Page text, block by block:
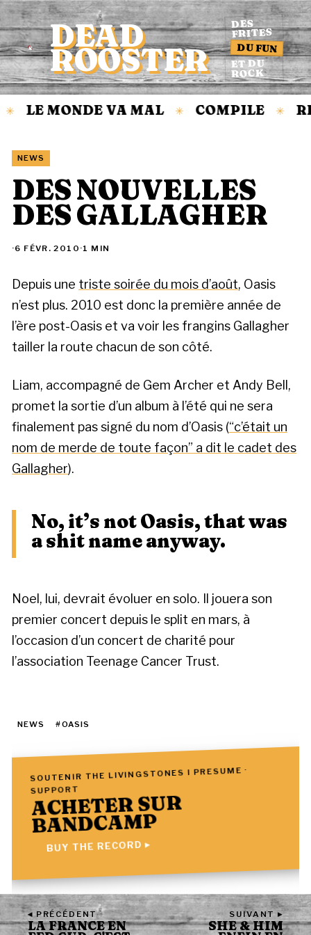
Accueil
DEAD
ROOSTER
DES
FRITES
DU FUN
ET DU
ROCK
✳ LE MONDE VA MAL ✳ COMPILE ✳
NEWS
DES NOUVELLES
DES GALLAGHER
·6 FÉVR. 2010 ·1 MIN
Depuis une triste soirée du mois d’août, Oasis
n’est plus. 2010 est donc la première année de
l’ère post-Oasis et va voir les frangins Gallagher
tailler la route chacun de son côté.
Liam, accompagné de Gem Archer et Andy Bell,
promet la sortie d’un album à l’été qui ne sera
finalement pas signé du nom d’Oasis (“c’était un
nom de merde de toute façon” a dit le cadet des
Gallagher).
No, it’s not Oasis, that was
a shit name anyway.
Noel, lui, devrait évoluer en solo. Il jouera son
premier concert depuis le split en mars, à
l’occasion d’un concert de charité pour
l’association Teenage Cancer Trust.
NEWS #OASIS
SOUTENIR THE LIVINGSTONES I PRESUME ·
SUPPORT
ACHETER SUR
BANDCAMP
BUY THE RECORD ▸
◂ PRÉCÉDENT
LA FRANCE EN
SUIVANT ▸
SHE & HIM